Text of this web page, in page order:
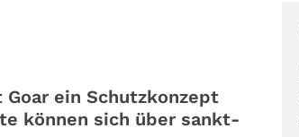
ein Schutzkonzept
können sich über sankt-